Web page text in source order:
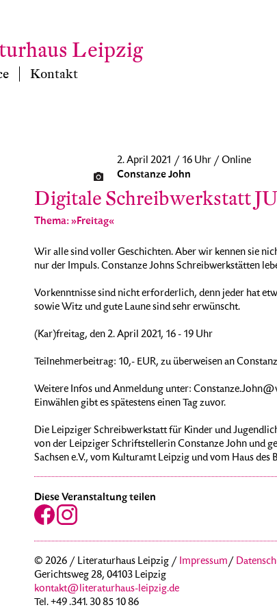
Leipzig
Kontakt
2. April 2021 / 16 Uhr / Online
Constanze John
Digitale Schreibwerkstatt
Thema: »Freitag«
Wir alle sind voller Geschichten. Aber wir kennen sie
nur der Impuls. Constanze Johns Schreibwerkstätten
Vorkenntnisse sind nicht erforderlich, denn jeder hat
sowie Witz und gute Laune sind sehr erwünscht.
(Kar)freitag, den 2. April 2021, 16 - 19 Uhr
Teilnehmerbeitrag: 10,- EUR, zu überweisen an
Weitere Infos und Anmeldung unter:
Einwählen gibt es spätestens einen Tag zuvor.
Die Leipziger Schreibwerkstatt für Kinder und
von der Leipziger Schriftstellerin Constanze John und
Sachsen e.V., vom Kulturamt Leipzig und vom Haus des
Diese Veranstaltung teilen
© 2026 / Literaturhaus Leipzig / Impressum/
Gerichtsweg 28, 04103 Leipzig
kontakt@literaturhaus-leipzig.de
Tel. +49 .341. 30 85 10 86